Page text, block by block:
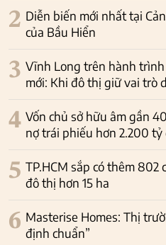
2 Diễn biến mới nhất tại
của Bầu Hiển
3 Vĩnh Long trên hành
mới: Khi đô thị giữ vai trò
4 Vốn chủ sở hữu âm gần
nợ trái phiếu hơn 2.200 tỷ
5 TP.HCM sắp có thêm
đô thị hơn 15 ha
6 Masterise Homes: Thị
định chuẩn”